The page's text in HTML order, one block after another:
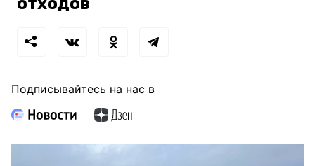
Подписывайтесь на нас в